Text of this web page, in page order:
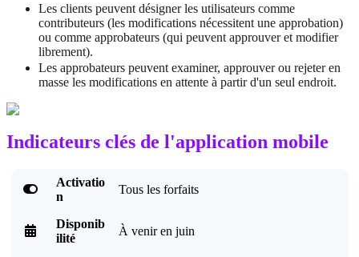
Les clients peuvent désigner les utilisateurs comme
contributeurs (les modifications nécessitent une approbation)
ou comme approbateurs (qui peuvent approuver et modifier
librement).
Les approbateurs peuvent examiner, approuver ou rejeter en
masse les modifications en attente à partir d'un seul endroit.
Indicateurs clés de l'application mobile

Activatio
n
Tous les forfaits

Disponib
ilité
À venir en juin